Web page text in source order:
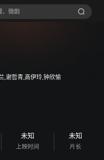
,谢哲青,高伊玲,钟欣愉
未知
上映时间
未知
片长